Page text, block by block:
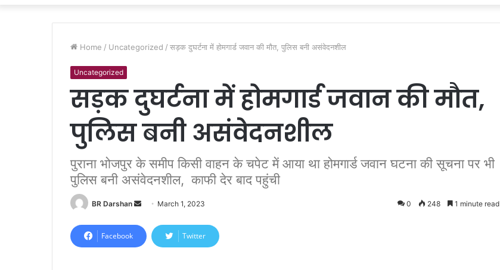
Home / Uncategorized / सड़क दुघर्टना में होमगार्ड जवान की मौत, पुलिस बनी असंवेदनशील
Uncategorized
सड़क दुघर्टना में होमगार्ड जवान की मौत,
पुलिस बनी असंवेदनशील
पुराना भोजपुर के समीप किसी वाहन के चपेट में आया था होमगार्ड जवान घटना की सूचना पर भी
पुलिस बनी असंवेदनशील, काफी देर बाद पहुंची
BR Darshan
n
d
March 1, 2023 0 248 1 minute read
Facebook Twitter